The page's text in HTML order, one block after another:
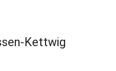
Kettwig